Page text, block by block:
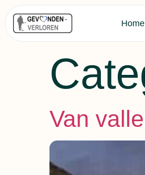
Home
Van